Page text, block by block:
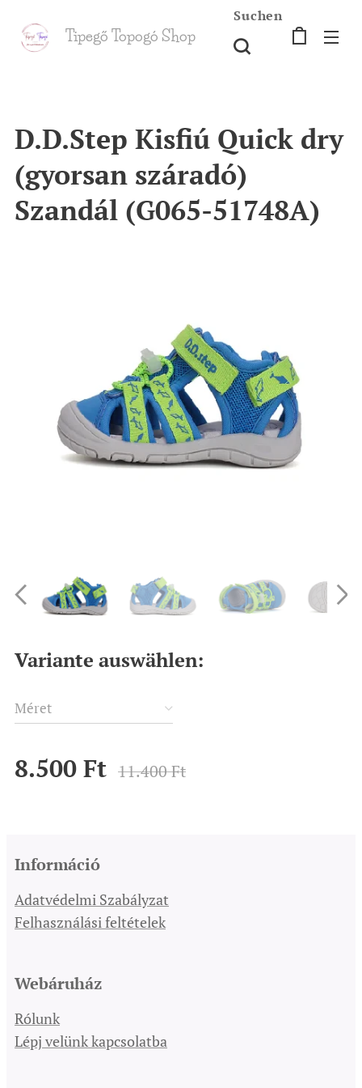
Tipegő Topogó Shop
Suchen
D.D.Step Kisfiú Quick dry
(gyorsan száradó)
Szandál (G065-51748A)
Variante auswählen:
Méret
8.500 Ft 11.400Ft
Információ
Adatvédelmi Szabályzat
Felhasználási feltételek
Webáruház
Rólunk
Lépj velünk kapcsolatba